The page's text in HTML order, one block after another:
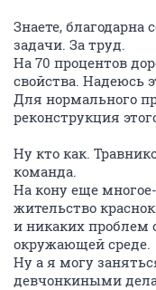
Знаете, благодарна
задачи. За труд.
На 70 процентов
свойства. Надеюсь
Для нормального
реконструкция
Ну кто как.
команда.
На кону еще
жительство
и никаких проблем
окружающей среде.
Ну а я могу
девчонкиными